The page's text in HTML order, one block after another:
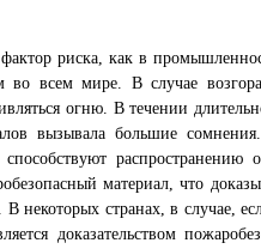
риска, как в
всем мире. В случае
огню. В течении
вызывала большие
способствуют
материал, что
странах, в случае,
доказательством